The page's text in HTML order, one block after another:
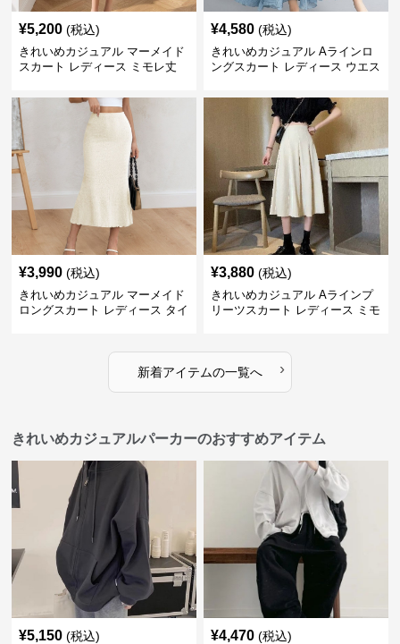
¥5,200 (税込)
きれいめカジュアル マーメイド
スカート レディース ミモレ丈
美シルエット 上品 エレガント
¥4,580 (税込)
きれいめカジュアル Aラインロ
ングスカート レディース ウエス
イズ ナチュラル エスニック風
フレアシルエット
¥3,990 (税込)
きれいめカジュアル マーメイド
ロングスカート レディース タイ
¥3,880 (税込)
きれいめカジュアル Aラインプ
リーツスカート レディース ミモ
新着アイテムの一覧へ ›
きれいめカジュアルパーカーのおすすめアイテム
¥5,150 (税込) ¥4,470 (税込)